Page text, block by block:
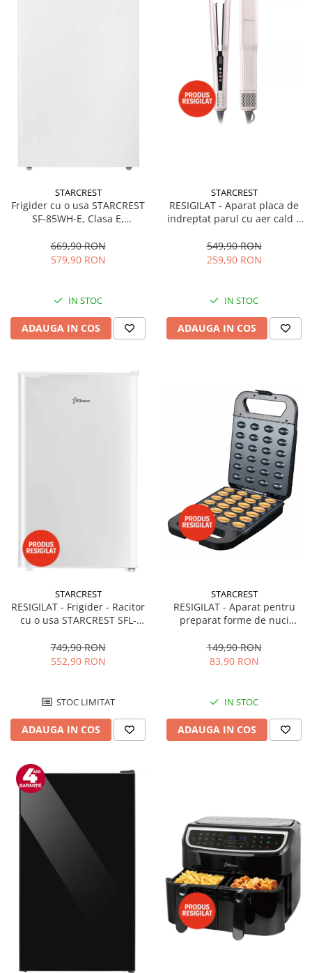
STARCREST
Frigider cu o usa STARCREST
SF-85WH-E, Clasa E,
interioara, Compartiment
gheata, H 82 cm, Alb
669,90 RON
579,90 RON
IN STOC
ADAUGA IN COS
STARCREST
RESIGILAT - Aparat placa de
indreptat parul cu aer cald 2
1300 W, Uscare si indreptare,
Afisaj LCD, Tehnologie cu ioni
549,90 RON
259,90 RON
IN STOC
ADAUGA IN COS
STARCREST
RESIGILAT - Frigider - Racitor
cu o usa STARCREST SFL-
92L, Iluminare interioara,H 83
cm, Alb
749,90 RON
552,90 RON
STOC LIMITAT
ADAUGA IN COS
STARCREST
RESIGILAT - Aparat pentru
preparat forme de nuci
forme, 1400W, Indicator
luminos, Placi antiaderente,
149,90 RON
83,90 RON
IN STOC
ADAUGA IN COS